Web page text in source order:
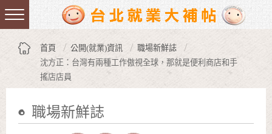
跳到主要內容區塊
:::
首頁 公開(就業)資訊
職場新鮮誌
沈方正：台灣有兩種工作傲視全球，那就是便利商店和手
搖店店員
職場新鮮誌